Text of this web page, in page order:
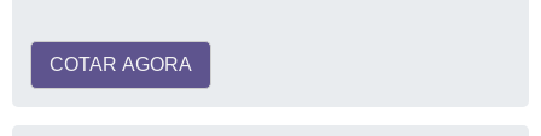
COTAR AGORA